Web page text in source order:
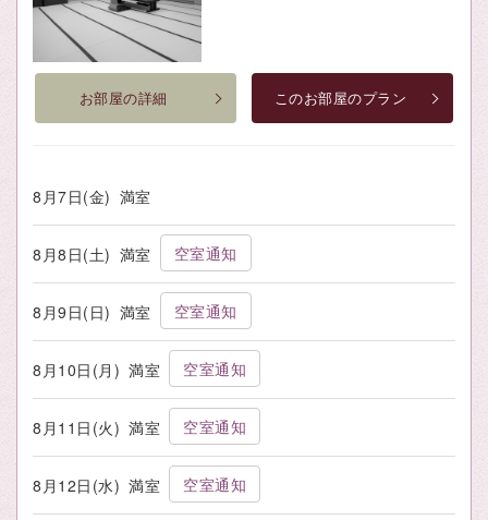
お部屋の詳細 このお部屋のプラン
8月7日(金) 満室
8月8日(土) 満室 空室通知
8月9日(日) 満室 空室通知
8月10日(月) 満室 空室通知
8月11日(火) 満室 空室通知
8月12日(水) 満室 空室通知